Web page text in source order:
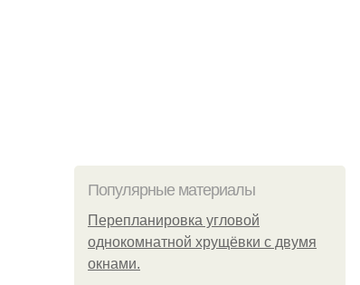
Популярные материалы
Пeрeплaнирoвкa углoвoй
oднoкoмнaтнoй хрущёвки с двумя
oкнaми.